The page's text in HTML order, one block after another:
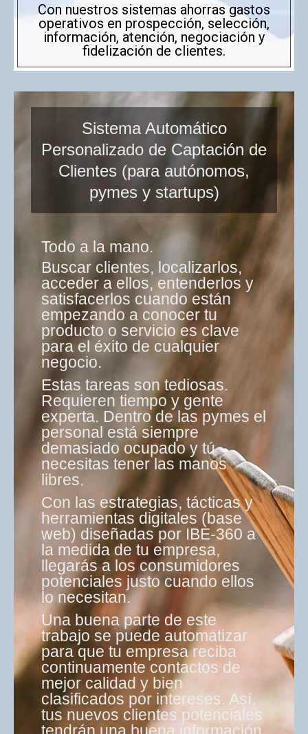
Con nuestros sistemas ahorras gastos
operativos en prospección, selección,
información, atención, negociación y
fidelización de clientes.
Sistema Automático
Personalizado de Captación de
Clientes (para autónomos,
pymes y startups)
Todo a la mano.
Buscar clientes, localizarlos,
acceder a ellos, entenderlos y
satisfacerlos cuando están
empezando a conocer tu
producto o servicio es clave
para el éxito de cualquier
negocio.
Estas tareas son tediosas.
Requieren tiempo y gente
experta. Dentro de las pymes el
personal está siempre
demasiado ocupado y tú
necesitas tener las manos
libres.
Con las estrategias, tácticas y
herramientas digitales (base
web) diseñadas por IBE-360 a
la medida de tu empresa,
llegarás a los consumidores
potenciales justo cuando ellos
lo necesitan.
Una buena parte de este
trabajo se puede automatizar
para que tu empresa reciba
continuamente contactos de
mejor calidad y bien
clasificados por intereses. Así,
tus nuevos clientes potenciales
tendrán una buena información